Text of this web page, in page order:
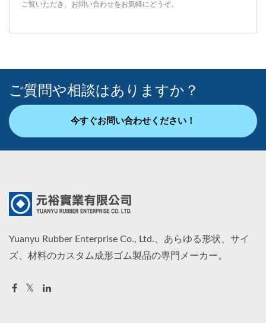
ご覧いただき、 お問い合わせをお気軽にどうぞ。
ご質問や相談はありますか？
今すぐお問い合わせください！
Yuanyu Rubber Enterprise Co., Ltd.、あらゆる形状、サイ
ズ、材料のカスタム成形ゴム製品の専門メーカー。